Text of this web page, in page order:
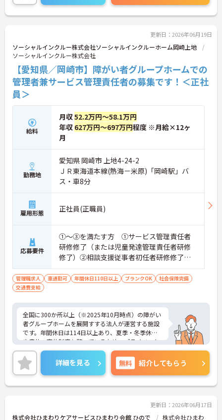
を通じて着実にスキルアップもできます。チームを
まとめ、メンバーの成長を後押しすることにやりが
の職場です。ご興味のある方は詳細等をお伝えしま
すので、お気軽にお問い合わせください。
更新日：2026年06月19日
ソーシャルインクルー株式会社ソーシャルインクルーホーム岡崎上地
ソーシャルインクルー株式会社
【愛知県／岡崎市】障がい者グループホームでの
管理者兼サービス管理責任者の募集です！＜正社
員＞
給料
月収52.2万円～58.1万円
年収 627万円～697万円程度 ※月給×12ヶ
月
勤務地
愛知県 岡崎市 上地4-24-2
ＪＲ東海道本線(熱海－米原)「岡崎駅」バ
ス・車8分
雇用形態 正社員(正職員)
応募要件
①～③を満たす方 ①サービス管理責任者
研修修了（または児童発達管理責任者研修
修了）②相談支援従事者初任者研修修了
（または相談支援従事者実務者研修修了）
③普通自動車運転免許（AT限定可）
管理職求人 車通勤可 年間休日110日以上 ブランクOK
社会保険完備
交通費支給
全国に300か所以上（※2025年10月時点）の障がい
者グループホームを展開すする法人が運営する施設
です。年間休日は114日以上あり、夏季・冬季休暇
や産休・育休制度も整っているため、プライベート
を大切にしながら長く働けます。20代からシニアま
で幅広い年代のスタッフが活躍しており、子育て中
の方も多いので、お互いに協力し合える温かい雰囲
気です。研修制度や外部勉強会の受講支援もあり、
働きながらスキルアップを目指せる環境が魅力。請
支援やスタッフの育成といった現場のマネジメント
業務に集中できます。これまでの経験や資格を活か
詳細を見る 無料 紹介してもらう
更新日：2026年06月17日
株式会社ひまわりケアサービスひまわり会館 ひので 株式会社ひまわ